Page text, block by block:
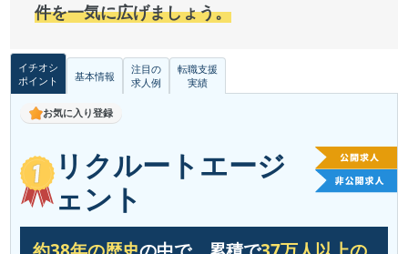
件を一気に広げましょう。
イチオシ
ポイント
基本情報
注目の
求人例
転職支援
実績
お気に入り登録
リクルートエージ
ェント